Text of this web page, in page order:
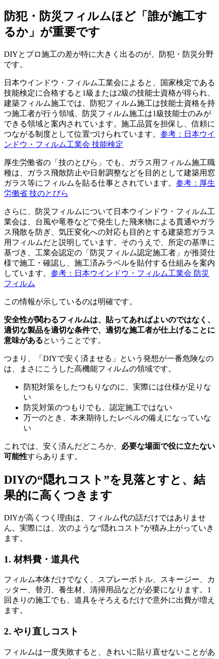
防犯・防災フィルムほど「誰が施工す
るか」が重要です
DIYとプロ施工の差が特に大きく出るのが、防犯・防災分野
です。
日本ウインドウ・フィルム工業会によると、国家検定である
技能検定に合格すると1級または2級の技能士資格が得られ、
建築フィルム施工では、防犯フィルム施工は技能士資格を持
つ施工者が行う領域、防災フィルム施工は1級技能士のみが
できる領域と案内されています。施工品質を担保し、信頼に
つながる制度として位置づけられています。 参考：日本ウイ
ンドウ・フィルム工業会 技能検定
厚生労働省の「技のとびら」でも、ガラス用フィルム施工職
種は、ガラス飛散防止や日射調整などを目的として建築用窓
ガラス等にフィルムを貼る仕事とされています。 参考：厚生
労働省 技のとびら
さらに、防災フィルムについて日本ウインドウ・フィルム工
業会は、台風や竜巻などで発生した飛来物による貫通やガラ
ス飛散を防ぎ、気圧変化への対応も目的とする建築窓ガラス
用フィルムだと説明しています。そのうえで、所定の基準に
基づき、工業会認定の「防災フィルム認定施工者」が推奨仕
様で施工・確認し、施工済みラベルを貼付する仕組みを案内
しています。 参考：日本ウインドウ・フィルム工業会 防災
フィルム
この情報が示しているのは明確です。
安全性が関わるフィルムは、貼ってあればよいのではなく、
適切な製品を適切な条件で、適切な施工者が仕上げることに
意味があるということです。
つまり、「DIYで安く済ませる」という発想が一番危険なの
は、まさにこうした高機能フィルムの領域です。
防犯対策をしたつもりなのに、実際には仕様が足りな
い
防災対策のつもりでも、認定施工ではない
万一のとき、本来期待したレベルの備えになっていな
い
これでは、安く済んだどころか、 必要な場面で役に立たない
可能性すらあります。
DIYの“隠れコスト”を見落とすと、結
果的に高くつきます
DIYが高くつく理由は、フィルム代の話だけではありませ
ん。実際には、次のような“隠れコスト”が積み上がっていき
ます。
1. 材料費・道具代
フィルム本体だけでなく、スプレーボトル、スキージー、カ
ッター、替刃、養生材、清掃用品などが必要になります。1
回きりの施工でも、道具をそろえるだけで意外に出費が増え
ます。
2. やり直しコスト
フィルムは一度失敗すると、きれいに貼り直せないことがあ